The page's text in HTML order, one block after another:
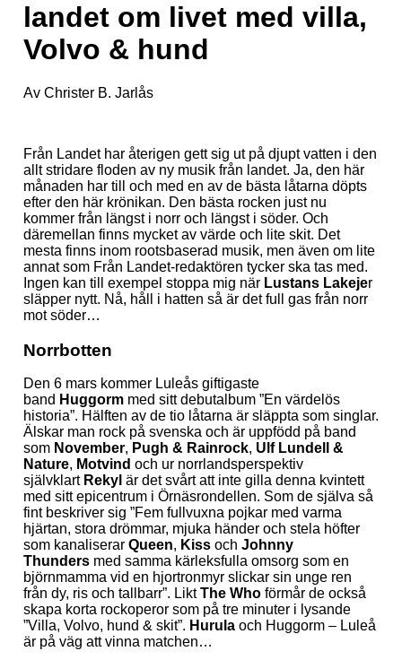
landet om livet med villa,
Volvo & hund
Av Christer B. Jarlås
Från Landet har återigen gett sig ut på djupt vatten i den
allt stridare floden av ny musik från landet. Ja, den här
månaden har till och med en av de bästa låtarna döpts
efter den här krönikan. Den bästa rocken just nu
kommer från längst i norr och längst i söder. Och
däremellan finns mycket av värde och lite skit. Det
mesta finns inom rootsbaserad musik, men även om lite
annat som Från Landet-redaktören tycker ska tas med.
Ingen kan till exempel stoppa mig när Lustans Lakejer
släpper nytt. Nå, håll i hatten så är det full gas från norr
mot söder…
Norrbotten
Den 6 mars kommer Luleås giftigaste
band Huggormmed sitt debutalbum ”En värdelös
historia”. Hälften av de tio låtarna är släppta som singlar.
Älskar man rock på svenska och är uppfödd på band
som November, Pugh & Rainrock, Ulf Lundell &
Nature, Motvind och ur norrlandsperspektiv
självklart Rekyl är det svårt att inte gilla denna kvintett
med sitt epicentrum i Örnäsrondellen. Som de själva så
fint beskriver sig ”Fem fullvuxna pojkar med varma
hjärtan, stora drömmar, mjuka händer och stela höfter
som kanaliserar Queen, Kissoch Johnny
Thundersmed samma kärleksfulla omsorg som en
björnmamma vid en hjortronmyr slickar sin unge ren
från dy, ris och tallbarr”. LiktThe Whoförmår de också
skapa korta rockoperor som på tre minuter i lysande
”Villa, Volvo, hund & skit”. Hurulaoch Huggorm – Luleå
är på väg att vinna matchen…